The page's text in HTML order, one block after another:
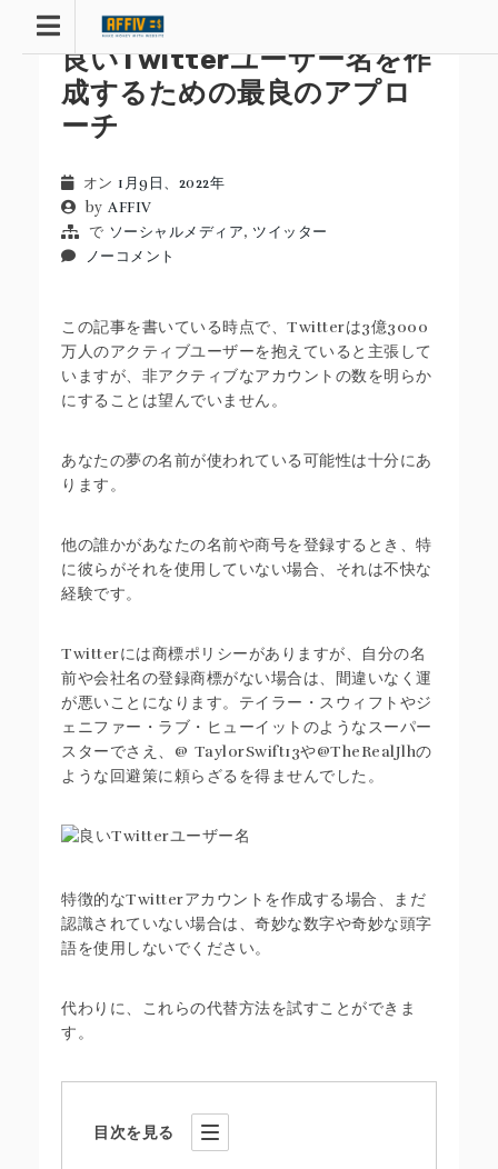
ン
テ
良いTwitterユーザー名を作
成するための最良のアプロ
ーチ
オン 1月9日、2022年
by AFFIV
で ソーシャルメディア, ツイッター
ノーコメント
この記事を書いている時点で、Twitterは3億3000
万人のアクティブユーザーを抱えていると主張して
いますが、非アクティブなアカウントの数を明らか
にすることは望んでいません。
あなたの夢の名前が使われている可能性は十分にあ
ります。
他の誰かがあなたの名前や商号を登録するとき、特
に彼らがそれを使用していない場合、それは不快な
経験です。
Twitterには商標ポリシーがありますが、自分の名
前や会社名の登録商標がない場合は、間違いなく運
が悪いことになります。テイラー・スウィフトやジ
ェニファー・ラブ・ヒューイットのようなスーパー
スターでさえ、@ TaylorSwift13や@TheRealJlhの
ような回避策に頼らざるを得ませんでした。
特徴的なTwitterアカウントを作成する場合、まだ
認識されていない場合は、奇妙な数字や奇妙な頭字
語を使用しないでください。
代わりに、これらの代替方法を試すことができま
す。
目次を見る